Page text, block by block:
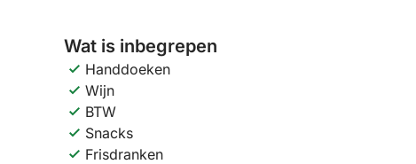
Wat is inbegrepen
Handdoeken
Wijn
BTW
Snacks
Frisdranken